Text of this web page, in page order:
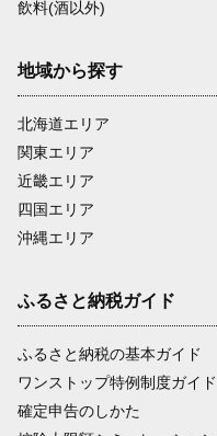
飲料(酒以外)
地域から探す
北海道エリア
関東エリア
近畿エリア
四国エリア
沖縄エリア
ふるさと納税ガイド
ふるさと納税の基本ガイド
ワンストップ特例制度ガイド
確定申告のしかた